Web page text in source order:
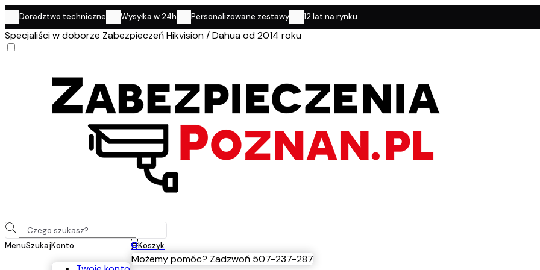
Doradztwo techniczne Wysyłka w 24h Personalizowane zestawy 12 lat na rynku
Specjaliści w doborze Zabezpieczeń Hikvision / Dahua od 2014 roku
MenuSzukajKonto 0Koszyk
Możemy pomóc? Zadzwoń 507-237-287